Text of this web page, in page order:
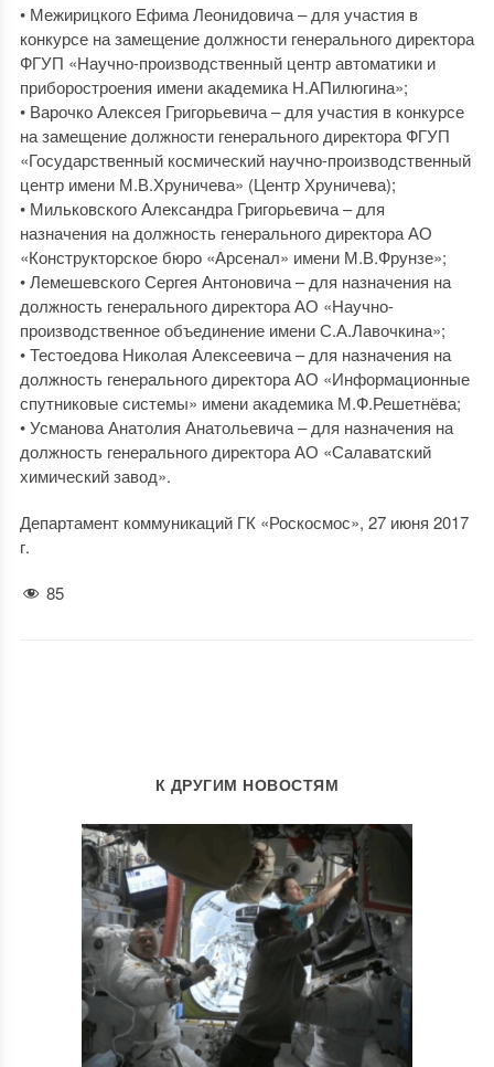
• Межирицкого Ефима Леонидовича – для участия в
конкурсе на замещение должности генерального директора
ФГУП «Научно-производственный центр автоматики и
приборостроения имени академика Н.АПилюгина»;
• Варочко Алексея Григорьевича – для участия в конкурсе
на замещение должности генерального директора ФГУП
«Государственный космический научно-производственный
центр имени М.В.Хруничева» (Центр Хруничева);
• Мильковского Александра Григорьевича – для
назначения на должность генерального директора АО
«Конструкторское бюро «Арсенал» имени М.В.Фрунзе»;
• Лемешевского Сергея Антоновича – для назначения на
должность генерального директора АО «Научно-
производственное объединение имени С.А.Лавочкина»;
• Тестоедова Николая Алексеевича – для назначения на
должность генерального директора АО «Информационные
спутниковые системы» имени академика М.Ф.Решетнёва;
• Усманова Анатолия Анатольевича – для назначения на
должность генерального директора АО «Салаватский
химический завод».
Департамент коммуникаций ГК «Роскосмос», 27 июня 2017
г.
85
К ДРУГИМ НОВОСТЯМ